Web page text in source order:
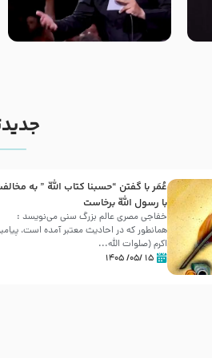
شور ، حسینا! به‌ حق زهرا «أُنْظُرْ
إِلَینا» – عزاداری شب هفتم ماه
عُمَر با گفتن “حسبنا كتاب اللّه ” به
با رسول اللّه برخاست
خفاجی مصری عالم بزرگ سنی می‌نویسد :
همانطور که در احادیث معتبر آمده است،
اکرم (صلوات اللّه...
۱۵ /۰۵/ ۱۴۰۵